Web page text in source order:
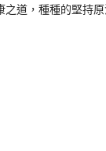
道，種種的堅持